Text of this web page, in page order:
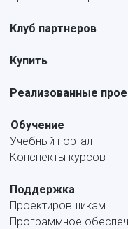
Клуб партнеров
Купить
Реализованные
Обучение
Учебный портал
Конспекты курсов
Поддержка
Проектировщикам
Программное